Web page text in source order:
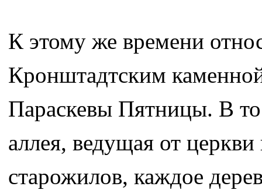
К этому же времени
Кронштадтским
Параскевы Пятницы. В
аллея, ведущая от
старожилов, каждое